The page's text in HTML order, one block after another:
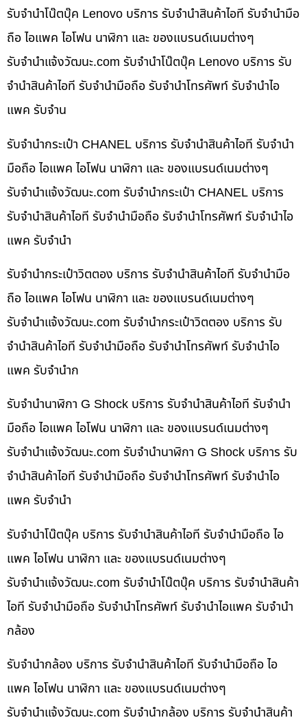
รับจำนำโน๊ตบุ๊ค Lenovo บริการ รับจำนำสินค้าไอที รับจำนำมือ
ถือ ไอแพค ไอโฟน นาฬิกา และ ของแบรนด์เนมต่างๆ
รับจํานําแจ้งวัฒนะ.com รับจำนำโน๊ตบุ๊ค Lenovo บริการ รับ
จำนำสินค้าไอที รับจำนำมือถือ รับจำนำโทรศัพท์ รับจำนำไอ
แพค รับจำน
รับจำนำกระเป๋า CHANEL บริการ รับจำนำสินค้าไอที รับจำนำ
มือถือ ไอแพค ไอโฟน นาฬิกา และ ของแบรนด์เนมต่างๆ
รับจํานําแจ้งวัฒนะ.com รับจำนำกระเป๋า CHANEL บริการ
รับจำนำสินค้าไอที รับจำนำมือถือ รับจำนำโทรศัพท์ รับจำนำไอ
แพค รับจำนำ
รับจำนำกระเป๋าวิตตอง บริการ รับจำนำสินค้าไอที รับจำนำมือ
ถือ ไอแพค ไอโฟน นาฬิกา และ ของแบรนด์เนมต่างๆ
รับจํานําแจ้งวัฒนะ.com รับจำนำกระเป๋าวิตตอง บริการ รับ
จำนำสินค้าไอที รับจำนำมือถือ รับจำนำโทรศัพท์ รับจำนำไอ
แพค รับจำนำก
รับจำนำนาฬิกา G Shock บริการ รับจำนำสินค้าไอที รับจำนำ
มือถือ ไอแพค ไอโฟน นาฬิกา และ ของแบรนด์เนมต่างๆ
รับจํานําแจ้งวัฒนะ.com รับจำนำนาฬิกา G Shock บริการ รับ
จำนำสินค้าไอที รับจำนำมือถือ รับจำนำโทรศัพท์ รับจำนำไอ
แพค รับจำนำ
รับจำนำโน๊ตบุ๊ค บริการ รับจำนำสินค้าไอที รับจำนำมือถือ ไอ
แพค ไอโฟน นาฬิกา และ ของแบรนด์เนมต่างๆ
รับจํานําแจ้งวัฒนะ.com รับจำนำโน๊ตบุ๊ค บริการ รับจำนำสินค้า
ไอที รับจำนำมือถือ รับจำนำโทรศัพท์ รับจำนำไอแพค รับจำนำ
กล้อง
รับจำนำกล้อง บริการ รับจำนำสินค้าไอที รับจำนำมือถือ ไอ
แพค ไอโฟน นาฬิกา และ ของแบรนด์เนมต่างๆ
รับจํานําแจ้งวัฒนะ.com รับจำนำกล้อง บริการ รับจำนำสินค้า